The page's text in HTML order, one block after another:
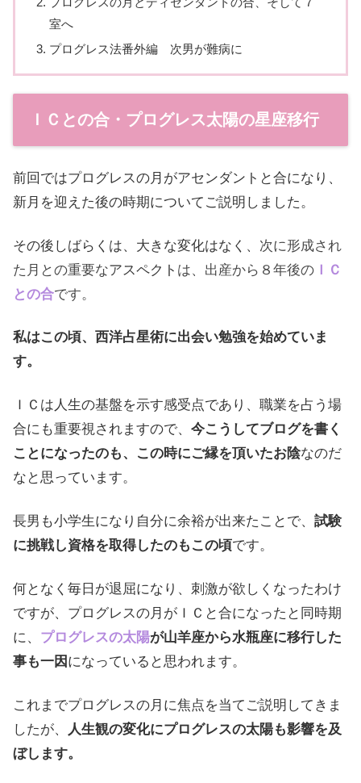
室へ
プログレス法番外編 次男が難病に
ＩＣとの合・プログレス太陽の星座移行
前回ではプログレスの月がアセンダントと合になり、
新月を迎えた後の時期についてご説明しました。
その後しばらくは、大きな変化はなく、 次に形成され
た月との重要なアスペクト は、出産から８年後の ＩＣ
との合です。
私はこの頃、西洋占星術に出会い勉強を始めていま
す。
ＩＣは人生の基盤を示す感受点であり、職業を占う場
合にも重要視されますので、 今こうしてブログを書く
ことになったのも、この時にご縁を頂いたお陰なのだ
なと思っています。
長男も小学生になり自分に余裕が出来たことで、 試験
に挑戦し資格を取得したのもこの頃です。
何となく毎日が退屈になり、刺激が欲しくなったわけ
ですが、プログレスの月がＩＣと合になったと同時期
に、 プログレスの太陽が山羊座から水瓶座に移行した
事も一因 になっていると思われます。
これまでプログレスの月に焦点を当てご説明してきま
したが、
人生観の変化にプログレスの太陽も影響を及
ぼします。